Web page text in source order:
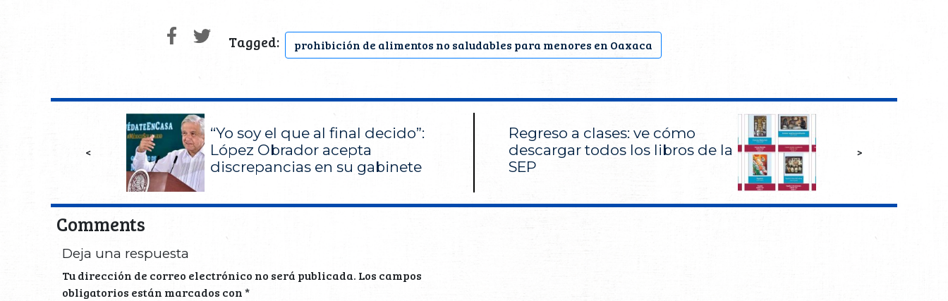
Tagged: prohibición de alimentos no saludables para menores en Oaxaca
<
“Yo soy el que al final decido”:
López Obrador acepta
discrepancias en su gabinete
Regreso a clases: ve cómo
descargar todos los libros de la
SEP
>
Comments
Deja una respuesta
Tu dirección de correo electrónico no será publicada. Los campos
obligatorios están marcados con*